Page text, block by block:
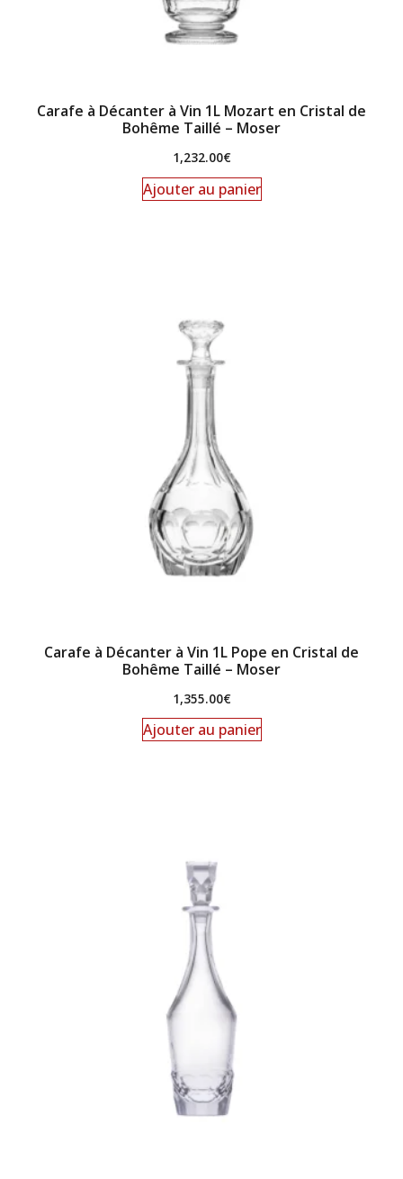
Carafe à Décanter à Vin 1L Mozart en Cristal de
Bohême Taillé – Moser
1,232.00€
Ajouter au panier
Carafe à Décanter à Vin 1L Pope en Cristal de
Bohême Taillé – Moser
1,355.00€
Ajouter au panier